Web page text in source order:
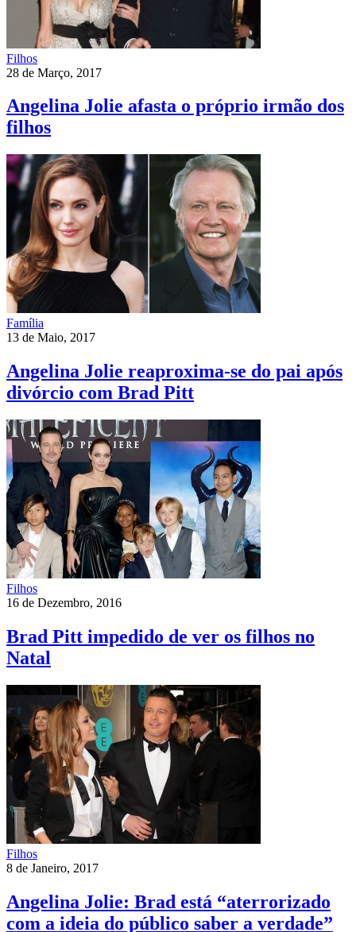
Filhos
28 de Março, 2017
Angelina Jolie afasta o próprio irmão dos
filhos
Família
13 de Maio, 2017
Angelina Jolie reaproxima-se do pai após
divórcio com Brad Pitt
Filhos
16 de Dezembro, 2016
Brad Pitt impedido de ver os filhos no
Natal
Filhos
8 de Janeiro, 2017
Angelina Jolie: Brad está “aterrorizado
com a ideia do público saber a verdade”